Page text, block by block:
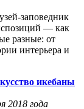
заповедник
— как
разные: от
интерьера и
икебаны
2018 года